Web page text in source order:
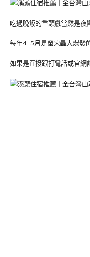
吃過晚飯的重頭戲當然是夜
每年4~5月是螢火蟲大爆發
如果是直接跟打電話或官網